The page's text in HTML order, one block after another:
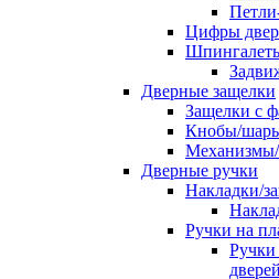
Цифры
Дверные защелки
Защелки с
Кнобы/
Механизмы/
Дверные ручки
Накладки/
Ручки на
Ручки
дверей